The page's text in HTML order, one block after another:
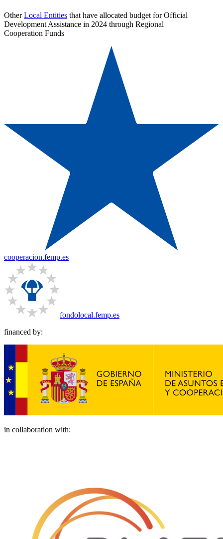
OtherLocal Entities that have allocated budget for Official
Development Assistance in 2024 through Regional
Cooperation Funds
cooperacion.femp.es
fondolocal.femp.es
financed by:
in collaboration with: